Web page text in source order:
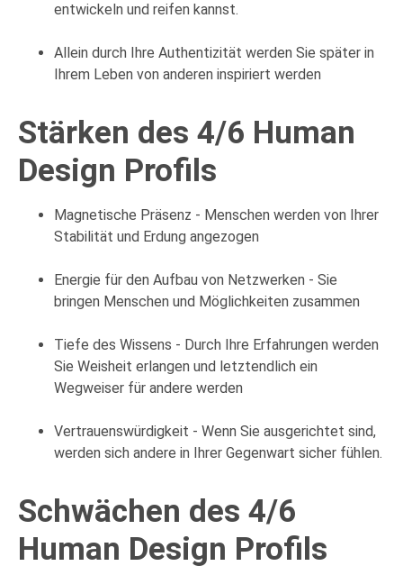
entwickeln und reifen kannst.
Allein durch Ihre Authentizität werden Sie später in
Ihrem Leben von anderen inspiriert werden
Stärken des 4/6 Human
Design Profils
Magnetische Präsenz - Menschen werden von Ihrer
Stabilität und Erdung angezogen
Energie für den Aufbau von Netzwerken - Sie
bringen Menschen und Möglichkeiten zusammen
Tiefe des Wissens - Durch Ihre Erfahrungen werden
Sie Weisheit erlangen und letztendlich ein
Wegweiser für andere werden
Vertrauenswürdigkeit - Wenn Sie ausgerichtet sind,
werden sich andere in Ihrer Gegenwart sicher fühlen.
Schwächen des 4/6
Human Design Profils